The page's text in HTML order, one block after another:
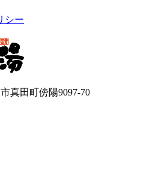
シー
真田町傍陽9097-70